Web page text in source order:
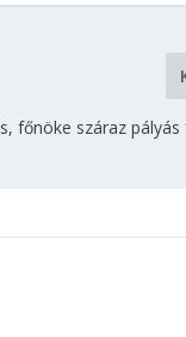
főnöke száraz